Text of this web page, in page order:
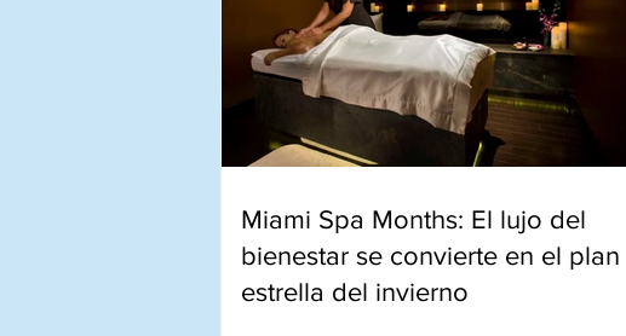
Miami Spa Months: El lujo del
bienestar se convierte en el plan
estrella del invierno